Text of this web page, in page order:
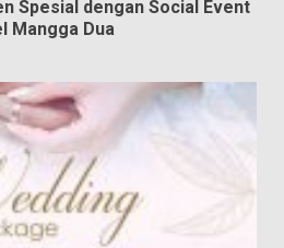
Spesial dengan Social Event
Mangga Dua